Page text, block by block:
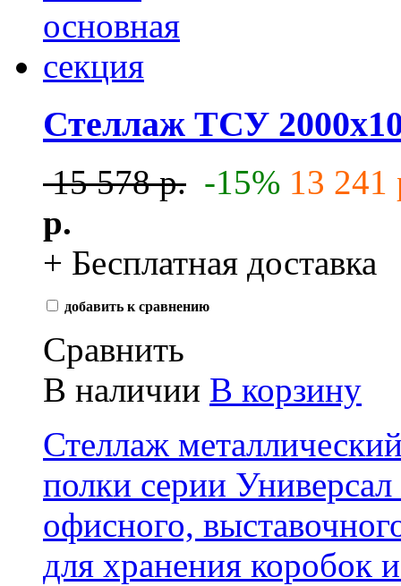
Стеллаж ТСУ
15 578 р. -15% 13 241
р.
+ Бесплатная доставка
добавить к сравнению
Сравнить
В наличии В корзину
Стеллаж
полки серии Универсал
офисного,
для хранения коробок